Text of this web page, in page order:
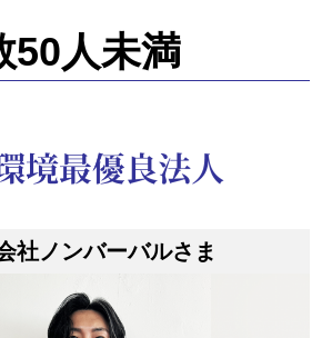
50人未満
社ノンバーバルさま